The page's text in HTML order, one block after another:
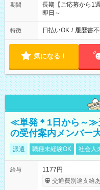
期間
長期【ご応募から1
即日～
特徴 日払いOK / 履歴書
気になる！
≪単発＊1日から～≫
の受付案内メンバー
派遣 職種未経験OK 社会人
給与
1177円
交通費別途支給